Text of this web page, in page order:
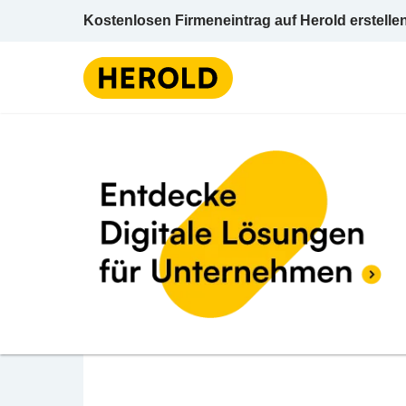
Kostenlosen Firmeneintrag auf Herold
BEWERTUNG ABGEBEN
Köhn Hanne
Trubelgasse 7/21 1030 Wien Wien 3
Energetiker